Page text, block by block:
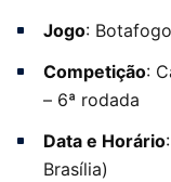
Jogo:
Competição:
– 6ª rodada
Data e Horário
Brasília)